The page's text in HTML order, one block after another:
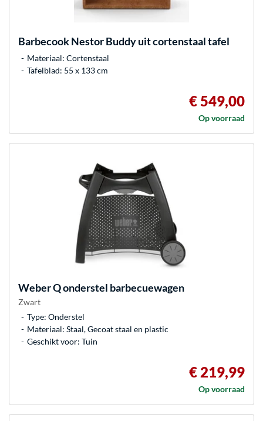
BarbecookNestor Buddy uit cortenstaal tafel
Materiaal: Cortenstaal
Tafelblad: 55 x 133 cm
€ 549,00
Op voorraad
WeberQ onderstel barbecuewagen
Zwart
Type: Onderstel
Materiaal: Staal, Gecoat staal en plastic
Geschikt voor: Tuin
€ 219,99
Op voorraad